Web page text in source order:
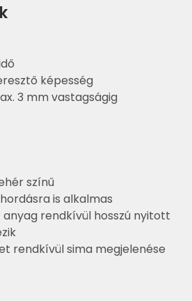
képesség
3 mm vastagságig
színű
is alkalmas
rendkívül hosszú nyitott
rendkívül sima megjelenése